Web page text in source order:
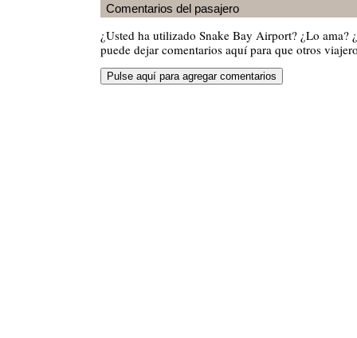
Comentarios del pasajero
¿Usted ha utilizado Snake Bay Airport? ¿Lo ama?
puede dejar comentarios aquí para que otros